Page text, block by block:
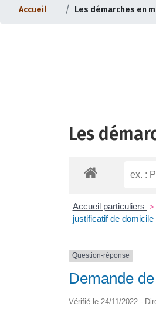
Accueil Les démarches en
Les
Accueil particuliers >
justificatif de domicile
Question-réponse
Demande
Vérifié le 24/11/2022 -
La